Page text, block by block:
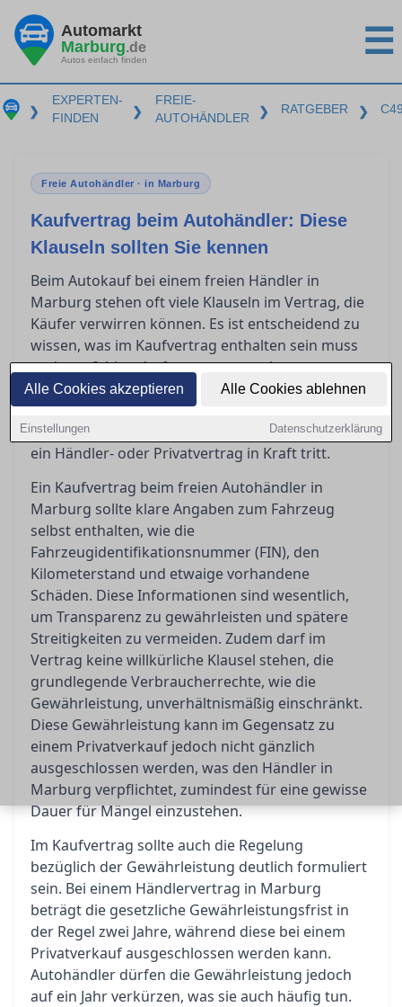
Alle Cookies akzeptieren Alle Cookies ablehnen
Einstellungen Datenschutzerklärung
Automarkt
Marburg.de
Autos einfach finden ☰
❯
EXPERTEN-
FINDEN
❯
FREIE-
AUTOHÄNDLER
❯ RATGEBER ❯
Freie Autohändler · in Marburg
Kaufvertrag beim Autohändler: Diese
Klauseln sollten Sie kennen
Beim Autokauf bei einem freien Händler in
Marburg stehen oft viele Klauseln im Vertrag, die
Käufer verwirren können. Es ist entscheidend zu
wissen, was im Kaufvertrag enthalten sein muss
und was fehlen darf, um unangenehme
Überraschungen zu vermeiden. Dieser Artikel gibt
Aufschluss darüber, was der
Gewährleistungsausschluss bedeutet und wann
ein Händler- oder Privatvertrag in Kraft tritt.
Ein Kaufvertrag beim freien Autohändler in
Marburg sollte klare Angaben zum Fahrzeug
selbst enthalten, wie die
Fahrzeugidentifikationsnummer (FIN), den
Kilometerstand und etwaige vorhandene
Schäden. Diese Informationen sind wesentlich,
um Transparenz zu gewährleisten und spätere
Streitigkeiten zu vermeiden. Zudem darf im
Vertrag keine willkürliche Klausel stehen, die
grundlegende Verbraucherrechte, wie die
Gewährleistung, unverhältnismäßig einschränkt.
Diese Gewährleistung kann im Gegensatz zu
einem Privatverkauf jedoch nicht gänzlich
ausgeschlossen werden, was den Händler in
Marburg verpflichtet, zumindest für eine gewisse
Dauer für Mängel einzustehen.
Im Kaufvertrag sollte auch die Regelung
bezüglich der Gewährleistung deutlich formuliert
sein. Bei einem Händlervertrag in Marburg
beträgt die gesetzliche Gewährleistungsfrist in
der Regel zwei Jahre, während diese bei einem
Privatverkauf ausgeschlossen werden kann.
Autohändler dürfen die Gewährleistung jedoch
auf ein Jahr verkürzen, was sie auch häufig tun.